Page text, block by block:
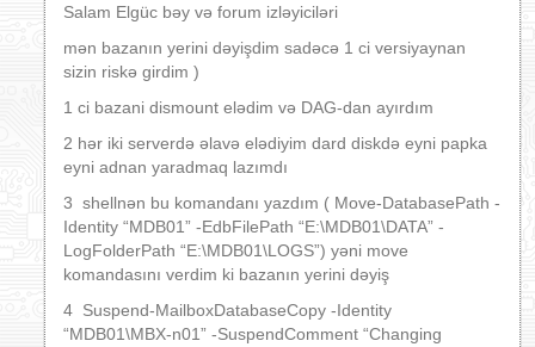
Salam Elgüc bəy və forum izləyiciləri
mən bazanın yerini dəyişdim sadəcə 1 ci versiyaynan
sizin riskə girdim )
1 ci bazani dismount elədim və DAG-dan ayırdım
2 hər iki serverdə əlavə elədiyim dard diskdə eyni papka
eyni adnan yaradmaq lazımdı
3 shellnən bu komandanı yazdım ( Move-DatabasePath -
Identity “MDB01” -EdbFilePath “E:\MDB01\DATA” -
LogFolderPath “E:\MDB01\LOGS”) yəni move
komandasını verdim ki bazanın yerini dəyiş
4 Suspend-MailboxDatabaseCopy -Identity
“MDB01\MBX-n01” -SuspendComment “Changing